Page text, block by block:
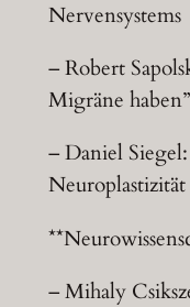
Nervensystems
– Robert
Migräne
– Daniel
– Mihaly